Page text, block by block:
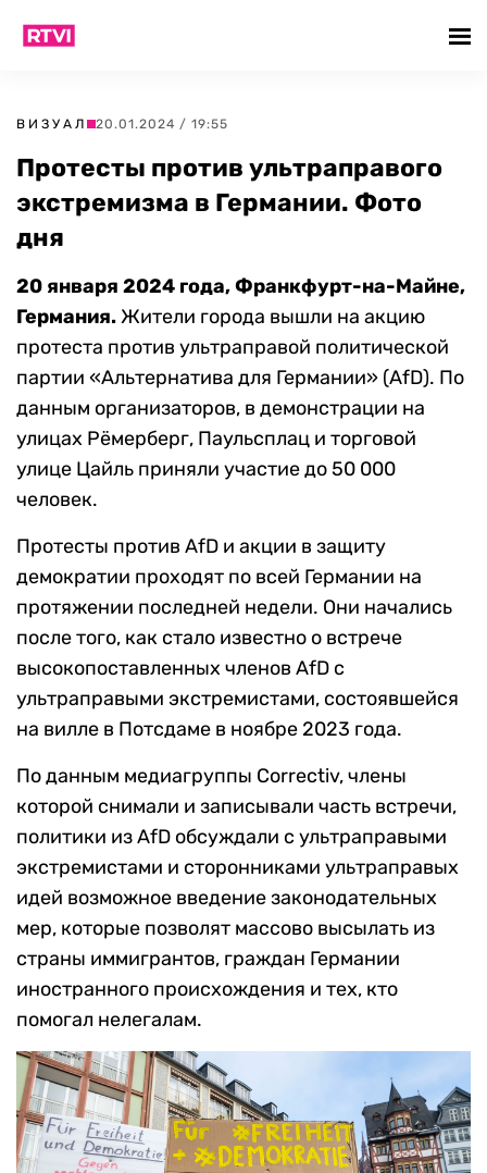
ВИЗУАЛ 20.01.2024 / 19:55
Протесты против ультраправого
экстремизма в Германии. Фото
дня
20 января 2024 года, Франкфурт-на-Майне,
Германия.Жители города вышли на акцию
протеста против ультраправой политической
партии «Альтернатива для Германии» (AfD). По
данным организаторов, в демонстрации на
улицах Рёмерберг, Паульсплац и торговой
улице Цайль приняли участие до 50 000
человек.
Протесты против AfD и акции в защиту
демократии проходят по всей Германии на
протяжении последней недели. Они начались
после того, как стало известно о встрече
высокопоставленных членов AfD с
ультраправыми экстремистами, состоявшейся
на вилле в Потсдаме в ноябре 2023 года.
По данным медиагруппы Correctiv, члены
которой снимали и записывали часть встречи,
политики из AfD обсуждали с ультраправыми
экстремистами и сторонниками ультраправых
идей возможное введение законодательных
мер, которые позволят массово высылать из
страны иммигрантов, граждан Германии
иностранного происхождения и тех, кто
помогал нелегалам.